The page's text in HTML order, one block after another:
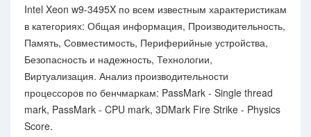
Intel Xeon w9-3495X по всем известным характеристикам
в категориях: Общая информация, Производительность,
Память, Совместимость, Периферийные устройства,
Безопасность и надежность, Технологии,
Виртуализация. Анализ производительности
процессоров по бенчмаркам: PassMark - Single thread
mark, PassMark - CPU mark, 3DMark Fire Strike - Physics
Score.